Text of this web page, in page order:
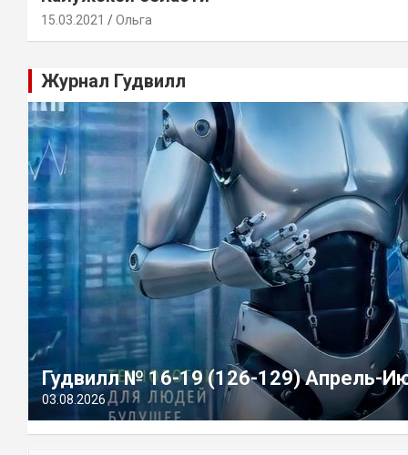
15.03.2021 Ольга
Журнал Гудвилл
Гудвилл № 16-19 (126-129) Апрель-
03.08.2026